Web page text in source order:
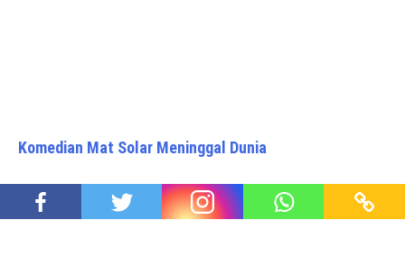
Komedian Mat Solar Meninggal Dunia